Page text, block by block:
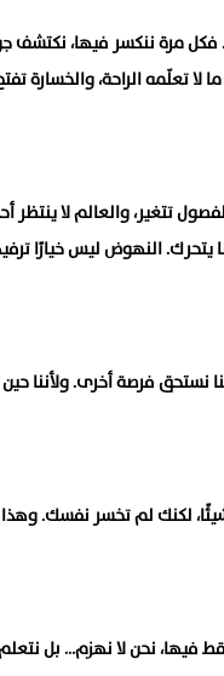
فكل مرة ننكسر فيها، نكتشف
تعلّمه الراحة، والخسارة
تتغير، والعالم لا ينتظر
النهوض ليس خيارًا
نستحق فرصة أخرى. ولأننا
لكنك لم تخسر نفسك.
فيها، نحن لا نهزم… بل